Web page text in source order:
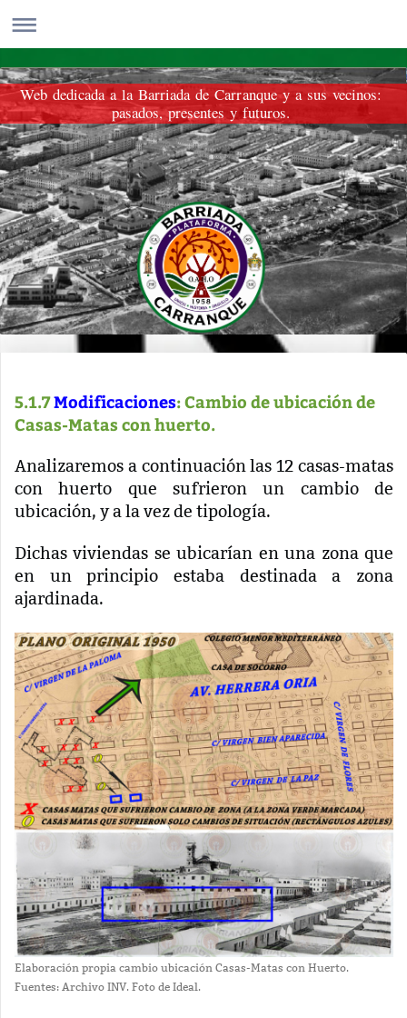
Web dedicada a la Barriada de Carranque y a sus vecinos:
pasados, presentes y futuros.
5.1.7Modificaciones: Cambio de ubicación de
Casas-Matas con huerto.
Analizaremos a continuación las 12 casas-matas
con huerto que sufrieron un cambio de
ubicación, y a la vez de tipología.
Dichas viviendas se ubicarían en una zona que
en un principio estaba destinada a zona
ajardinada.
Elaboración propia cambio ubicación Casas-Matas con Huerto.
Fuentes: Archivo INV. Foto de Ideal.